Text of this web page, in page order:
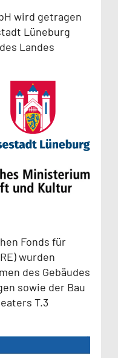
wird getragen
Lüneburg
Landes
Fonds für
wurden
des Gebäudes
sowie der Bau
T.3